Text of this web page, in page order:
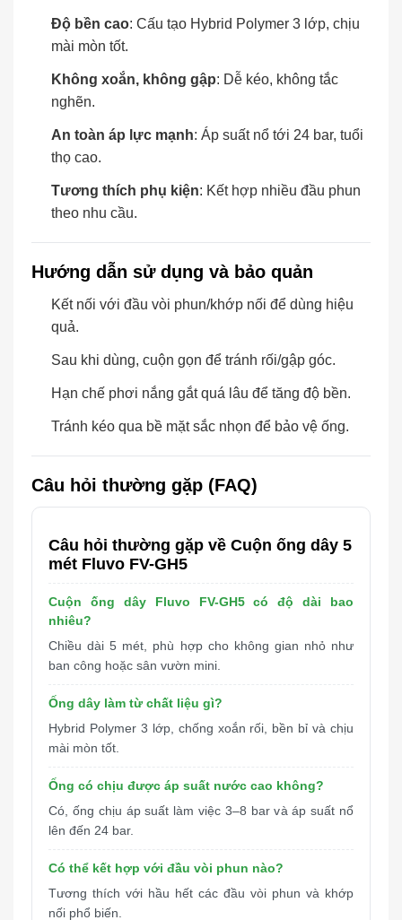
Độ bền cao: Cấu tạo Hybrid Polymer 3 lớp, chịu
mài mòn tốt.
Không xoắn, không gập: Dễ kéo, không tắc
nghẽn.
An toàn áp lực mạnh: Áp suất nổ tới 24 bar, tuổi
thọ cao.
Tương thích phụ kiện: Kết hợp nhiều đầu phun
theo nhu cầu.
Hướng dẫn sử dụng và bảo quản
Kết nối với đầu vòi phun/khớp nối để dùng hiệu
quả.
Sau khi dùng, cuộn gọn để tránh rối/gập góc.
Hạn chế phơi nắng gắt quá lâu để tăng độ bền.
Tránh kéo qua bề mặt sắc nhọn để bảo vệ ống.
Câu hỏi thường gặp (FAQ)
Câu hỏi thường gặp về Cuộn ống dây 5
mét Fluvo FV-GH5
Cuộn ống dây Fluvo FV-GH5 có độ dài bao
nhiêu?
Chiều dài 5 mét, phù hợp cho không gian nhỏ như
ban công hoặc sân vườn mini.
Ống dây làm từ chất liệu gì?
Hybrid Polymer 3 lớp, chống xoắn rối, bền bỉ và chịu
mài mòn tốt.
Ống có chịu được áp suất nước cao không?
Có, ống chịu áp suất làm việc 3–8 bar và áp suất nổ
lên đến 24 bar.
Có thể kết hợp với đầu vòi phun nào?
Tương thích với hầu hết các đầu vòi phun và khớp
nối phổ biến.